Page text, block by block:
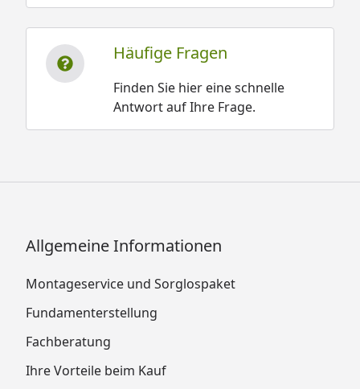
Häufige Fragen
Finden Sie hier eine schnelle
Antwort auf Ihre Frage.
Allgemeine Informationen
Montageservice und Sorglospaket
Fundamenterstellung
Fachberatung
Ihre Vorteile beim Kauf